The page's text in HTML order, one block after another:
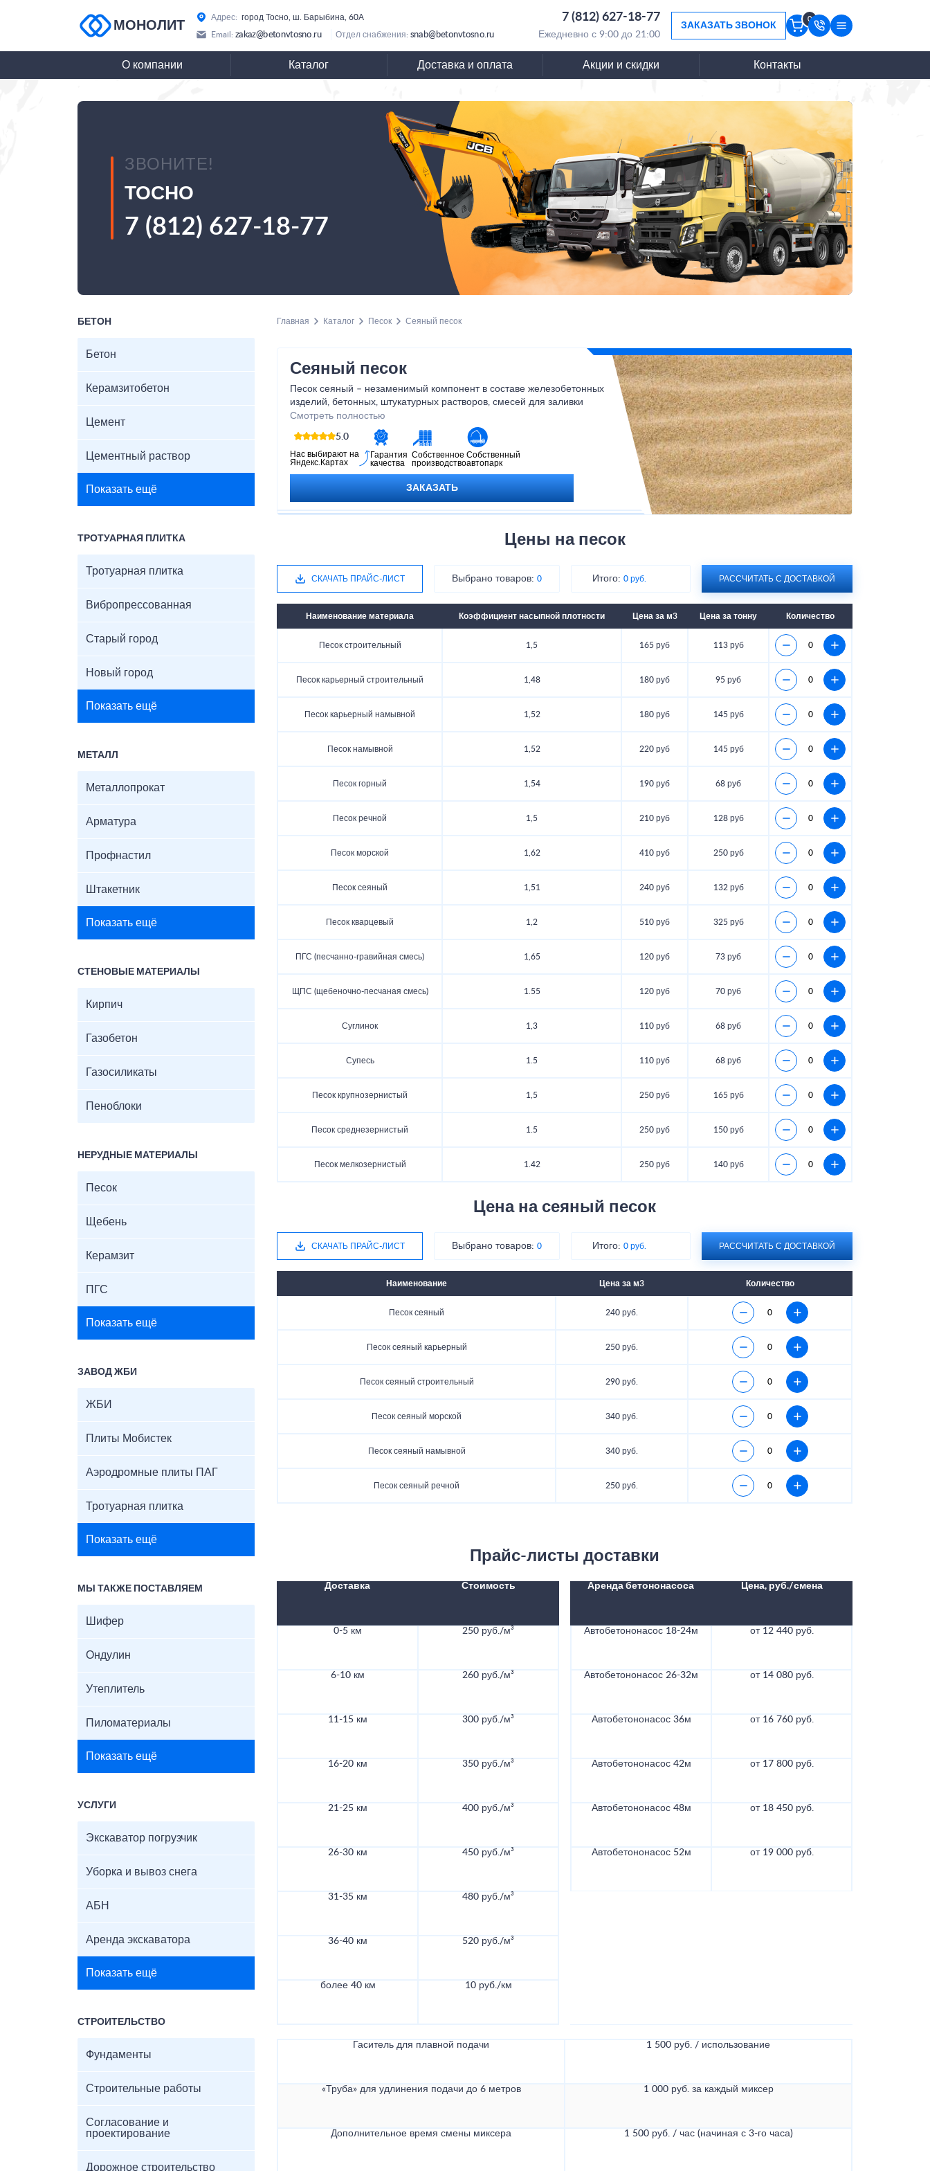
МОНОЛИТ
Адрес: город Тосно, ш. Барыбина, 60А 7 (812) 627-18-77
Email: zakaz@betonvtosno.ru Отдел снабжения: snab@betonvtosno.ru Ежедневно с 9:00 до 21:00
ЗАКАЗАТЬ ЗВОНОК
0
О компании Каталог Доставка и оплата Акции и скидки Контакты
ЗВОНИТЕ!
ТОСНО
7 (812) 627-18-77
БЕТОН
Бетон
Керамзитобетон
Цемент
Цементный раствор
Показать ещё
ТРОТУАРНАЯ ПЛИТКА
Тротуарная плитка
Вибропрессованная
Старый город
Новый город
Показать ещё
МЕТАЛЛ
Металлопрокат
Арматура
Профнастил
Штакетник
Показать ещё
СТЕНОВЫЕ МАТЕРИАЛЫ
Кирпич
Газобетон
Газосиликаты
Пеноблоки
НЕРУДНЫЕ МАТЕРИАЛЫ
Песок
Щебень
Керамзит
ПГС
Показать ещё
ЗАВОД ЖБИ
ЖБИ
Плиты Мобистек
Аэродромные плиты ПАГ
Тротуарная плитка
Показать ещё
МЫ ТАКЖЕ ПОСТАВЛЯЕМ
Шифер
Ондулин
Утеплитель
Пиломатериалы
Показать ещё
УСЛУГИ
Экскаватор погрузчик
Уборка и вывоз снега
АБН
Аренда экскаватора
Показать ещё
СТРОИТЕЛЬСТВО
Фундаменты
Строительные работы
Согласование и
проектирование
Дорожное строительство
Главная Каталог Песок Сеяный песок
Сеяный песок
Песок сеяный – незаменимый компонент в составе железобетонных
изделий, бетонных, штукатурных растворов, смесей для заливки
фундаментов. Цена на сеяный песок зависит от сложности добычи,
технологии очистки, дальности перевозки и других расходов.
Смотреть полностью
5.0
Нас выбирают на
Яндекс.Картах
Гарантия
качества
Собственное
производство
Собственный
автопарк
ЗАКАЗАТЬ
Цены на песок
СКАЧАТЬ ПРАЙС-ЛИСТ Выбрано товаров: 0 Итого:0 руб. РАССЧИТАТЬ С ДОСТАВКОЙ
Наименование материала Коэффициент насыпной плотности Цена за м3 Цена за тонну Количество
Песок строительный 1,5 165 руб 113 руб
Песок карьерный строительный 1,48 180 руб 95 руб
Песок карьерный намывной 1,52 180 руб 145 руб
Песок намывной 1,52 220 руб 145 руб
Песок горный 1,54 190 руб 68 руб
Песок речной 1,5 210 руб 128 руб
Песок морской 1,62 410 руб 250 руб
Песок сеяный 1,51 240 руб 132 руб
Песок кварцевый 1,2 510 руб 325 руб
ПГС (песчанно-гравийная смесь) 1,65 120 руб 73 руб
ЩПС (щебеночно-песчаная смесь) 1.55 120 руб 70 руб
Суглинок 1,3 110 руб 68 руб
Супесь 1.5 110 руб 68 руб
Песок крупнозернистый 1,5 250 руб 165 руб
Песок среднезернистый 1.5 250 руб 150 руб
Песок мелкозернистый 1.42 250 руб 140 руб
Цена на сеяный песок
СКАЧАТЬ ПРАЙС-ЛИСТ Выбрано товаров: 0 Итого:0 руб. РАССЧИТАТЬ С ДОСТАВКОЙ
Наименование Цена за м3 Количество
Песок сеяный 240 руб.
Песок сеяный карьерный 250 руб.
Песок сеяный строительный 290 руб.
Песок сеяный морской 340 руб.
Песок сеяный намывной 340 руб.
Песок сеяный речной 250 руб.
Прайс-листы доставки
Доставка Стоимость
0-5 км 250 руб./м³
6-10 км 260 руб./м³
11-15 км 300 руб./м³
16-20 км 350 руб./м³
21-25 км 400 руб./м³
26-30 км 450 руб./м³
31-35 км 480 руб./м³
36-40 км 520 руб./м³
более 40 км 10 руб./км
Аренда бетононасоса Цена, руб./смена
Автобетононасос 18-24м от 12 440 руб.
Автобетононасос 26-32м от 14 080 руб.
Автобетононасос 36м от 16 760 руб.
Автобетононасос 42м от 17 800 руб.
Автобетононасос 48м от 18 450 руб.
Автобетононасос 52м от 19 000 руб.
Гаситель для плавной подачи 1 500 руб. / использование
«Труба» для удлинения подачи до 6 метров 1 000 руб. за каждый миксер
Дополнительное время смены миксера 1 500 руб. / час (начиная с 3-го часа)